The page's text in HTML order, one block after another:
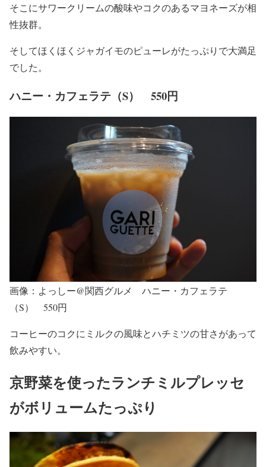
そこにサワークリームの酸味やコクのあるマヨネーズが相
性抜群。
そしてほくほくジャガイモのピューレがたっぷりで大満足
でした。
ハニー・カフェラテ（S） 550円
画像：よっしー@関西グルメ ハニー・カフェラテ
（S） 550円
コーヒーのコクにミルクの風味とハチミツの甘さがあって
飲みやすい。
京野菜を使ったランチミルプレッセ
がボリュームたっぷり